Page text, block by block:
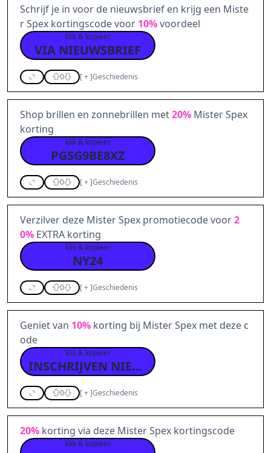
Schrijf je in voor de nieuwsbrief en krijg een Miste
r Spex kortingscode voor 10%voordeel
klik & kopieer
VIA NIEUWSBRIEF
0 [+]Geschiedenis
Shop brillen en zonnebrillen met20% Mister Spex
korting
klik & kopieer
PGSG9BE8XZ
0 [+]Geschiedenis
Verzilver deze Mister Spex promotiecode voor2
0% EXTRA korting
klik & kopieer
NY24
0 [+]Geschiedenis
Geniet van 10% korting bij Mister Spex met deze c
ode
klik & kopieer
INSCHRIJVEN NIEUWSBRIEF
0 [+]Geschiedenis
20% korting via deze Mister Spex kortingscode
klik & kopieer